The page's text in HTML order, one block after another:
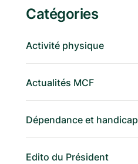
Catégories
Activité physique
Actualités MCF
Dépendance et handicap
Edito du Président